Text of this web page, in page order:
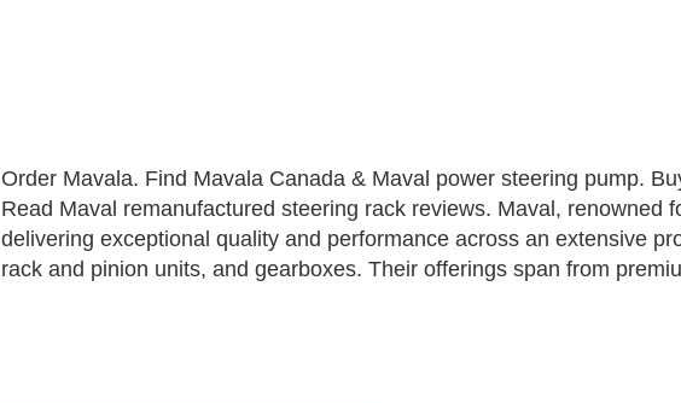
Order Mavala. Find Mavala Canada & Maval power steering pump.
Read Maval remanufactured steering rack reviews. Maval, renowned
delivering exceptional quality and performance across an extensive
rack and pinion units, and gearboxes. Their offerings span from